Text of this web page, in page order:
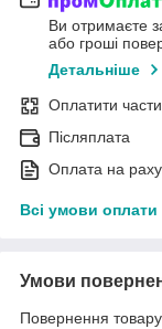
Ви отримаєте
або гроші
Детальніше
Оплатити
Післяплата
Оплата на
Всі умови оплати
Умови
Повернення